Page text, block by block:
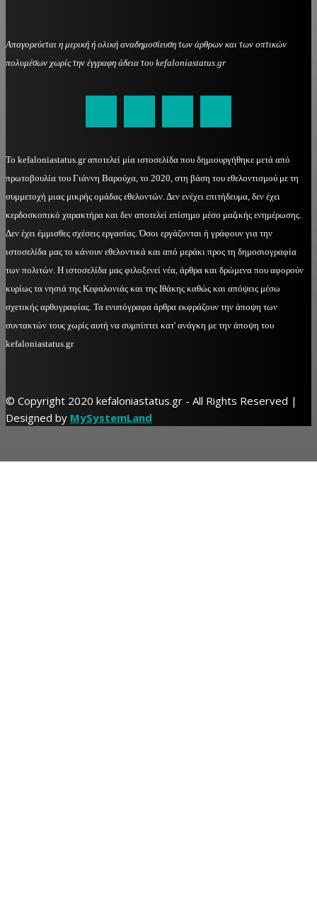
Απαγορεύεται η μερική ή ολική αναδημοσίευση των άρθρων και των οπτικών
πολυμέσων χωρίς την έγγραφη άδεια του kefaloniastatus.gr
Το kefaloniastatus.gr αποτελεί μία ιστοσελίδα που δημιουργήθηκε μετά από
πρωτοβουλία του Γιάννη Βαρούχα, το 2020, στη βάση του εθελοντισμού με τη
συμμετοχή μιας μικρής ομάδας εθελοντών. Δεν ενέχει επιτήδευμα, δεν έχει
κερδοσκοπικό χαρακτήρα και δεν αποτελεί επίσημο μέσο μαζικής ενημέρωσης.
Δεν έχει έμμισθες σχέσεις εργασίας. Όσοι εργάζονται ή γράφουν για την
ιστοσελίδα μας το κάνουν εθελοντικά και από μεράκι προς τη δημοσιογραφία
των πολιτών. Η ιστοσελίδα μας φιλοξενεί νέα, άρθρα και δρώμενα που αφορούν
κυρίως τα νησιά της Κεφαλονιάς και της Ιθάκης καθώς και απόψεις μέσω
σχετικής αρθογραφίας. Τα ενυπόγραφα άρθρα εκφράζουν την άποψη των
συντακτών τους χωρίς αυτή να συμπίπτει κατ' ανάγκη με την άποψη του
kefaloniastatus.gr
© Copyright 2020 kefaloniastatus.gr - All Rights Reserved |
Designed by MySystemLand